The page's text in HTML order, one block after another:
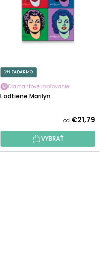
2+1 ZADARMO
Diamantové maľovanie
4 odtiene Marilyn
od €21,79
VYBRAŤ